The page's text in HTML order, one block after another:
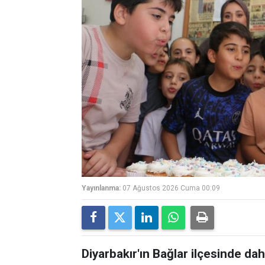
Yayınlanma: 07 Ağustos 2026 Cuma 00:09
Diyarbakır'ın Bağlar ilçesinde